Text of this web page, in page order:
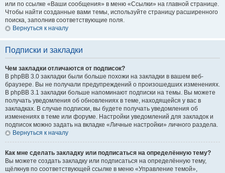
или по ссылке «Ваши сообщения» в меню «Ссылки» на главной странице.
Чтобы найти созданные вами темы, используйте страницу расширенного
поиска, заполнив соответствующие поля.
Вернуться к началу
Подписки и закладки
Чем закладки отличаются от подписок?
В phpBB 3.0 закладки были больше похожи на закладки в вашем веб-
браузере. Вы не получали предупреждений о произошедших изменениях.
В phpBB 3.1 закладки больше напоминают подписки на темы. Вы можете
получать уведомления об обновлениях в теме, находящейся у вас в
закладках. В случае подписки, вы будете получать уведомления об
изменениях в теме или форуме. Настройки уведомлений для закладок и
подписок можно задать на вкладке «Личные настройки» личного раздела.
Вернуться к началу
Как мне сделать закладку или подписаться на определённую тему?
Вы можете создать закладку или подписаться на определённую тему,
щёлкнув по соответствующей ссылке в меню «Управление темой»,